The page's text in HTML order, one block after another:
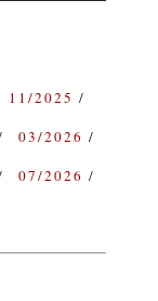
11/2025
03/2026
07/2026